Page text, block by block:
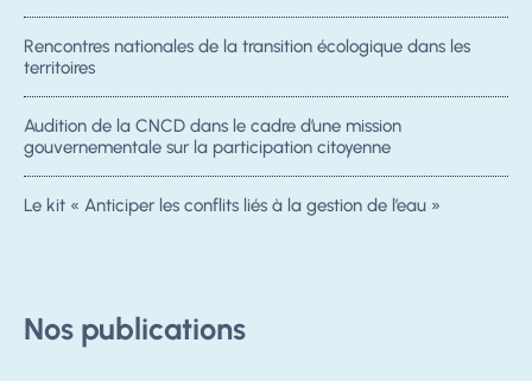
Rencontres nationales de la transition écologique dans les
territoires
Audition de la CNCD dans le cadre d’une mission
gouvernementale sur la participation citoyenne
Le kit « Anticiper les conflits liés à la gestion de l’eau »
Nos publications